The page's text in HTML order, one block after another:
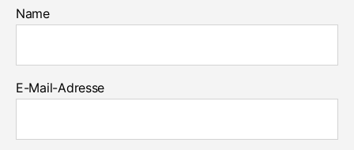
Name
E-Mail-Adresse